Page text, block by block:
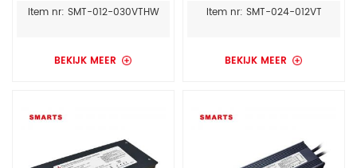
transformator met UL lijst
Item nr: SMT-012-030VTHW
BEKIJK MEER
led transformator
Item nr: SMT-024-012VT
BEKIJK MEER